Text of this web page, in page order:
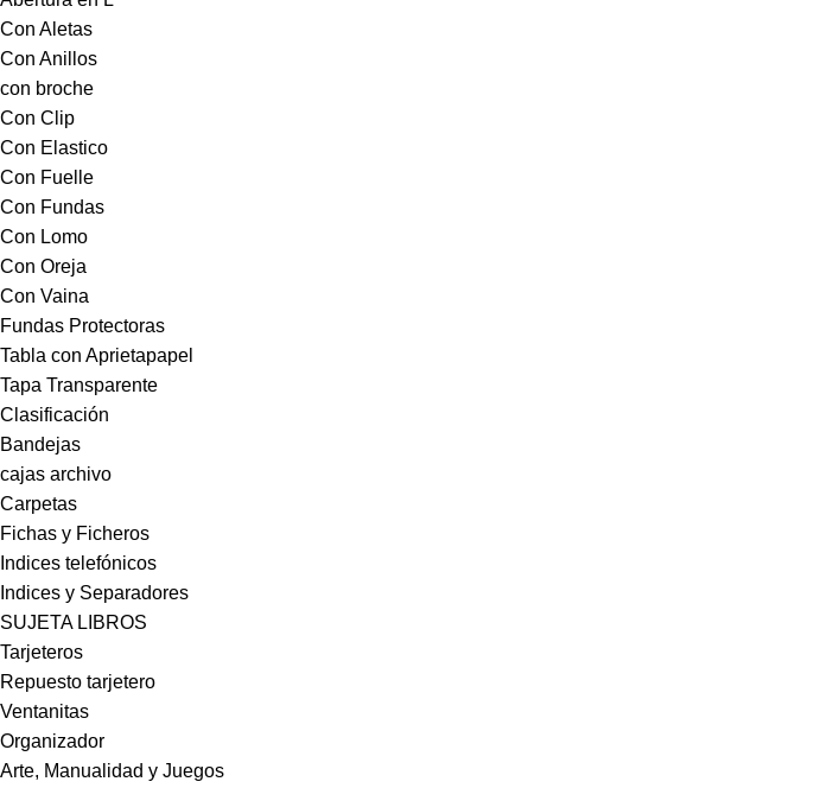
Con Aletas
Con Anillos
con broche
Con Clip
Con Elastico
Con Fuelle
Con Fundas
Con Lomo
Con Oreja
Con Vaina
Fundas Protectoras
Tabla con Aprietapapel
Tapa Transparente
Clasificación
Bandejas
cajas archivo
Carpetas
Fichas y Ficheros
Indices telefónicos
Indices y Separadores
SUJETA LIBROS
Tarjeteros
Repuesto tarjetero
Ventanitas
Organizador
Arte, Manualidad y Juegos